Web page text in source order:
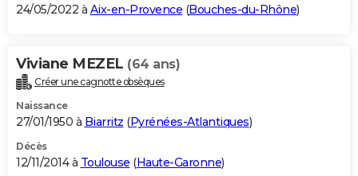
24/05/2022 à Aix-en-Provence (Bouches-du-Rhône)
Viviane MEZEL (64 ans)
Créer une cagnotte obsèques
Naissance
27/01/1950 à Biarritz (Pyrénées-Atlantiques)
Décès
12/11/2014 à Toulouse (Haute-Garonne)